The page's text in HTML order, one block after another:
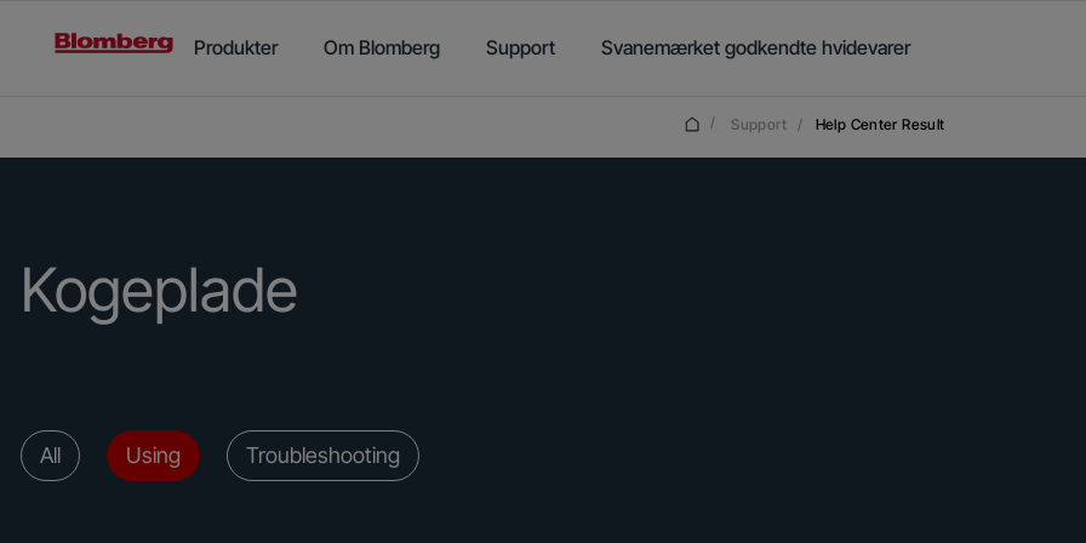
Produkter
Om Blomberg Support Svanemærket godkendte hvidevarer
/ Support / Help Center Result
Kogeplade
All Using Troubleshooting